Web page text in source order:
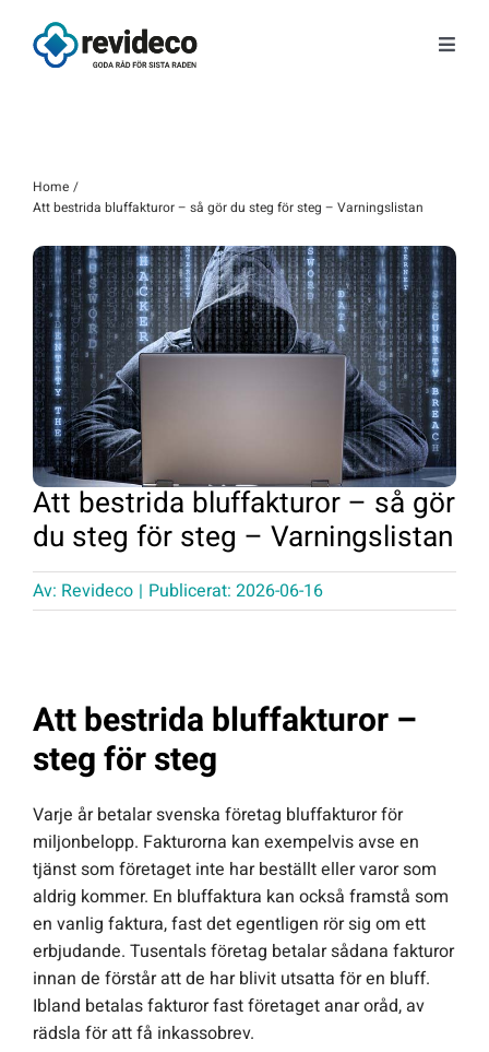
innehållet
Om oss
Tips & Nyheter
Gratis kunskap
Kontakt
Fråga Astrid
Offert Direkt
Logga in
Home
Att bestrida bluffakturor – så gör du steg för steg – Varningslistan
Att bestrida bluffakturor – så gör
du steg för steg – Varningslistan
Av: Revideco | Publicerat: 2026-06-16
Att bestrida bluffakturor –
steg för steg
Varje år betalar svenska företag bluffakturor för
miljonbelopp. Fakturorna kan exempelvis avse en
tjänst som företaget inte har beställt eller varor som
aldrig kommer. En bluffaktura kan också framstå som
en vanlig faktura, fast det egentligen rör sig om ett
erbjudande. Tusentals företag betalar sådana fakturor
innan de förstår att de har blivit utsatta för en bluff.
Ibland betalas fakturor fast företaget anar oråd, av
rädsla för att få inkassobrev.